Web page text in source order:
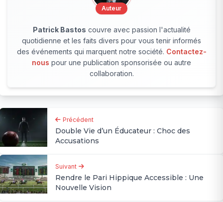
Auteur
Patrick Bastos couvre avec passion l'actualité
quotidienne et les faits divers pour vous tenir informés
des événements qui marquent notre société. Contactez-
nous pour une publication sponsorisée ou autre
collaboration.
Précédent
Double Vie d’un Éducateur : Choc des
Accusations
Suivant
Rendre le Pari Hippique Accessible : Une
Nouvelle Vision